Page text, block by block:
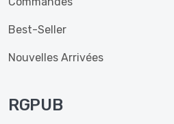
Best-Seller
Nouvelles Arrivées
RGPUB